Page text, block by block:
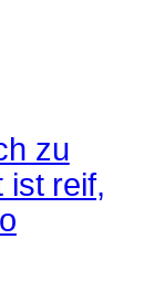
zu
ist reif,